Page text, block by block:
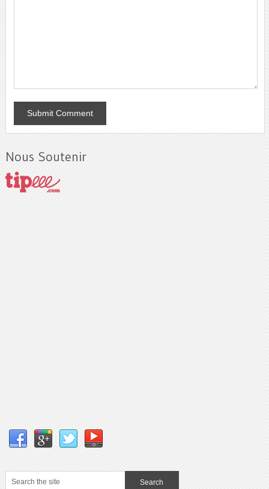
Nous Soutenir